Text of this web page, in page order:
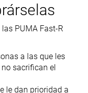
/ 278g
/ 278g
6.1 oz / 173g
6 oz / 170g
✓
8.0 mm
PUMA Fast-R
a las que les
sacrifican el
le dan prioridad a